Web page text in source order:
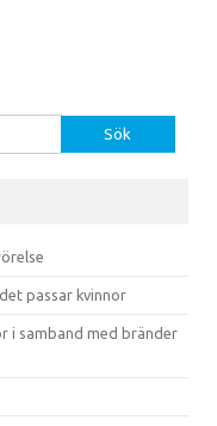
passar kvinnor
i samband med bränder